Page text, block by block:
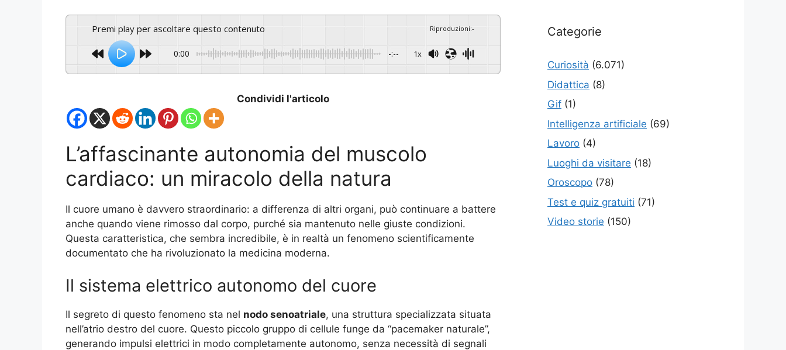
Premi play per ascoltare questo contenuto Riproduzioni:-
0:00 -:-- 1x
Condividi l'articolo
L’affascinante autonomia del muscolo
cardiaco: un miracolo della natura
Il cuore umano è davvero straordinario: a differenza di altri organi, può continuare a battere
anche quando viene rimosso dal corpo, purché sia mantenuto nelle giuste condizioni.
Questa caratteristica, che sembra incredibile, è in realtà un fenomeno scientificamente
documentato che ha rivoluzionato la medicina moderna.
Il sistema elettrico autonomo del cuore
Il segreto di questo fenomeno sta nel nodo senoatriale, una struttura specializzata situata
nell’atrio destro del cuore. Questo piccolo gruppo di cellule funge da “pacemaker naturale”,
generando impulsi elettrici in modo completamente autonomo, senza necessità di segnali
Categorie
Curiosità (6.071)
Didattica (8)
Gif (1)
Intelligenza artificiale (69)
Lavoro (4)
Luoghi da visitare (18)
Oroscopo (78)
Test e quiz gratuiti (71)
Video storie (150)